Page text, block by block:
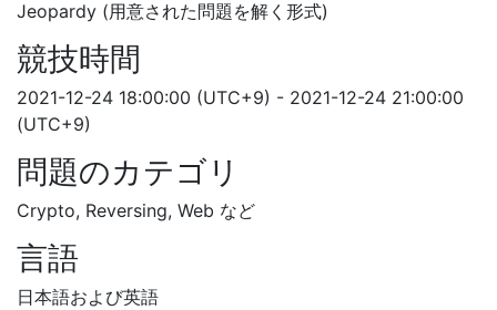
Jeopardy (用意された問題を解く形式)
競技時間
2021-12-24 18:00:00 (UTC+9) - 2021-12-24 21:00:00
(UTC+9)
問題のカテゴリ
Crypto, Reversing, Web など
言語
日本語および英語